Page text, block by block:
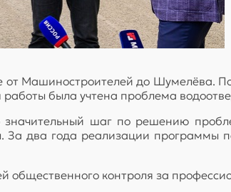
от Машиностроителей до Шумелёва.
была учтена проблема
шаг по решению
два года реализации программы
контроля за